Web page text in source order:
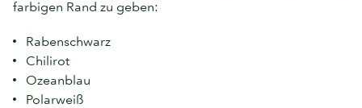
farbigen Rand zu geben:
Rabenschwarz
Chilirot
Ozeanblau
Polarweiß